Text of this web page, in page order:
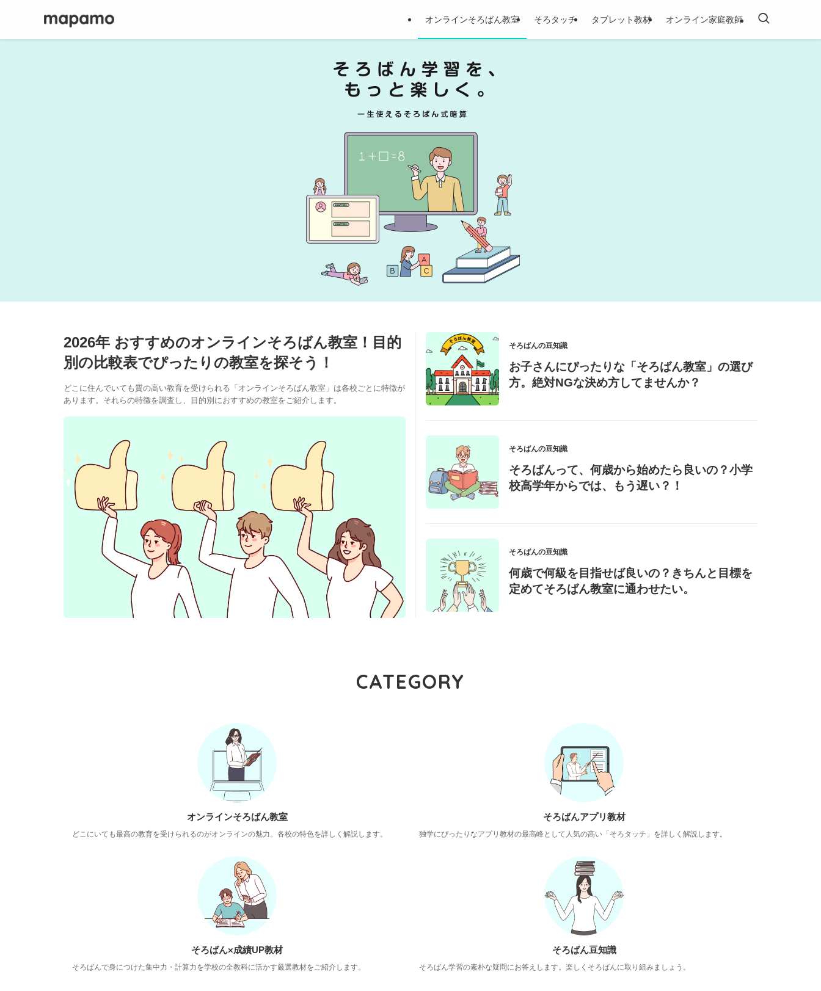
オンラインそろばん教室 そろタッチ タブレット教材 オンライン家庭教師
2026年 おすすめのオンラインそろばん教室！目的
別の比較表でぴったりの教室を探そう！
どこに住んでいても質の高い教育を受けられる「オンラインそろばん教室」は各校ごとに特徴が
あります。それらの特徴を調査し、目的別におすすめの教室をご紹介します。
そろばんの豆知識
お子さんにぴったりな「そろばん教室」の選び
方。絶対NGな決め方してませんか？
そろばんの豆知識
そろばんって、何歳から始めたら良いの？小学
校高学年からでは、もう遅い？！
そろばんの豆知識
何歳で何級を目指せば良いの？きちんと目標を
定めてそろばん教室に通わせたい。
CATEGORY
オンラインそろばん教室
どこにいても最高の教育を受けられるのがオンラインの魅力。各校の特色を詳しく解説します。
そろばんアプリ教材
独学にぴったりなアプリ教材の最高峰として人気の高い「そろタッチ」を詳しく解説します。
そろばん×成績UP教材
そろばんで身につけた集中力・計算力を学校の全教科に活かす厳選教材をご紹介します。
そろばん豆知識
そろばん学習の素朴な疑問にお答えします。楽しくそろばんに取り組みましょう。